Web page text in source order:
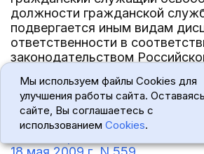
должности гражданской
подвергается иным видам
ответственности в
законодательством
--------------------------------
<6> Пункт 15 Положения,
Мы используем файлы Cookies для
улучшения работы сайта.
сайте, Вы соглашаетесь с
использованием Cookies.